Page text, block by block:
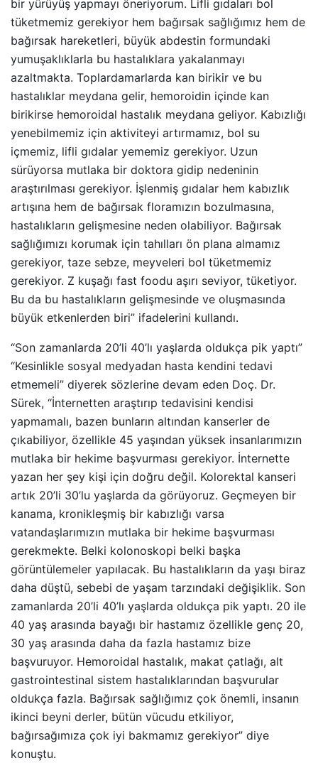
bir yürüyüş yapmayı öneriyorum. Lifli gıdaları bol
tüketmemiz gerekiyor hem bağırsak sağlığımız hem de
bağırsak hareketleri, büyük abdestin formundaki
yumuşaklıklarla bu hastalıklara yakalanmayı
azaltmakta. Toplardamarlarda kan birikir ve bu
hastalıklar meydana gelir, hemoroidin içinde kan
birikirse hemoroidal hastalık meydana geliyor. Kabızlığı
yenebilmemiz için aktiviteyi artırmamız, bol su
içmemiz, lifli gıdalar yememiz gerekiyor. Uzun
sürüyorsa mutlaka bir doktora gidip nedeninin
araştırılması gerekiyor. İşlenmiş gıdalar hem kabızlık
artışına hem de bağırsak floramızın bozulmasına,
hastalıkların gelişmesine neden olabiliyor. Bağırsak
sağlığımızı korumak için tahılları ön plana almamız
gerekiyor, taze sebze, meyveleri bol tüketmemiz
gerekiyor. Z kuşağı fast foodu aşırı seviyor, tüketiyor.
Bu da bu hastalıkların gelişmesinde ve oluşmasında
büyük etkenlerden biri” ifadelerini kullandı.
“Son zamanlarda 20’li 40’lı yaşlarda oldukça pik yaptı”
“Kesinlikle sosyal medyadan hasta kendini tedavi
etmemeli” diyerek sözlerine devam eden Doç. Dr.
Sürek, “İnternetten araştırıp tedavisini kendisi
yapmamalı, bazen bunların altından kanserler de
çıkabiliyor, özellikle 45 yaşından yüksek insanlarımızın
mutlaka bir hekime başvurması gerekiyor. İnternette
yazan her şey kişi için doğru değil. Kolorektal kanseri
artık 20’li 30’lu yaşlarda da görüyoruz. Geçmeyen bir
kanama, kronikleşmiş bir kabızlığı varsa
vatandaşlarımızın mutlaka bir hekime başvurması
gerekmekte. Belki kolonoskopi belki başka
görüntülemeler yapılacak. Bu hastalıkların da yaşı biraz
daha düştü, sebebi de yaşam tarzındaki değişiklik. Son
zamanlarda 20’li 40’lı yaşlarda oldukça pik yaptı. 20 ile
40 yaş arasında bayağı bir hastamız özellikle genç 20,
30 yaş arasında daha da fazla hastamız bize
başvuruyor. Hemoroidal hastalık, makat çatlağı, alt
gastrointestinal sistem hastalıklarından başvurular
oldukça fazla. Bağırsak sağlığımız çok önemli, insanın
ikinci beyni derler, bütün vücudu etkiliyor,
bağırsağımıza çok iyi bakmamız gerekiyor” diye
konuştu.